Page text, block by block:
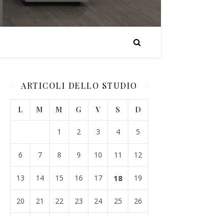
ARTICOLI DELLO STUDIO
L M M G V S D
1 2 3 4 5
6 7 8 9 10 11 12
13 14 15 16 17 18 19
20 21 22 23 24 25 26